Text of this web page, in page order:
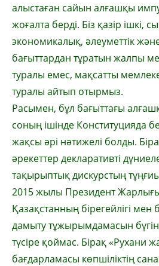
алыстаған сайын алғашқы
жоғалта берді. Біз қазір ішкі,
экономикалық, әлеуметтік
бағыттардан тұратын жал­пы
туралы емес, мақ­сат­ты
туралы ай­тып отырмыз.
Расымен, бұл бағыттағы
соның ішінде Конституцияда
жақсы әрі нәтижелі болды.
әрекеттер декларативті
тақырыптық дискурстың
2015 жылы Пре­зи­дент
Қазақ­стан­ның бірегейлігі мен
дамыту тұжырымдамасын
түсіре қоймас. Бірақ «Рухани
бағдарламасы көпшіліктің